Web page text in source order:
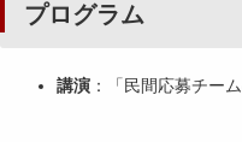
プログラム
講演 ：「民間応募チー